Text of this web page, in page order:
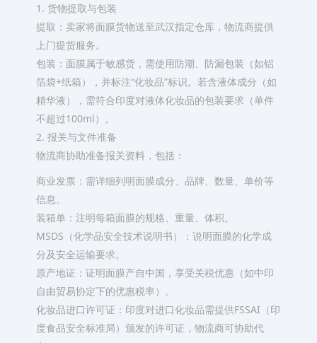
1. 货物提取与包装
‌提取‌：卖家将面膜货物送至武汉指定仓库，物流商提供
上门提货服务。
‌包装‌：面膜属于敏感货，需使用防潮、防漏包装（如铝
箔袋+纸箱），并标注“化妆品”标识。‌若含液体成分（如
精华液），需符合印度对液体化妆品的包装要求（单件
不超过100ml）‌。
2. 报关与文件准备
物流商协助准备报关资料，包括：
‌商业发票‌：需详细列明面膜成分、品牌、数量、单价等
信息。
‌装箱单‌：注明每箱面膜的规格、重量、体积。
‌MSDS（化学品安全技术说明书）‌：说明面膜的化学成
分及安全运输要求。
‌原产地证‌：证明面膜产自中国，享受关税优惠（如中印
自由贸易协定下的优惠税率）。
‌化妆品进口许可证‌：印度对进口化妆品需提供FSSAI（印
度食品安全标准局）颁发的许可证，物流商可协助代